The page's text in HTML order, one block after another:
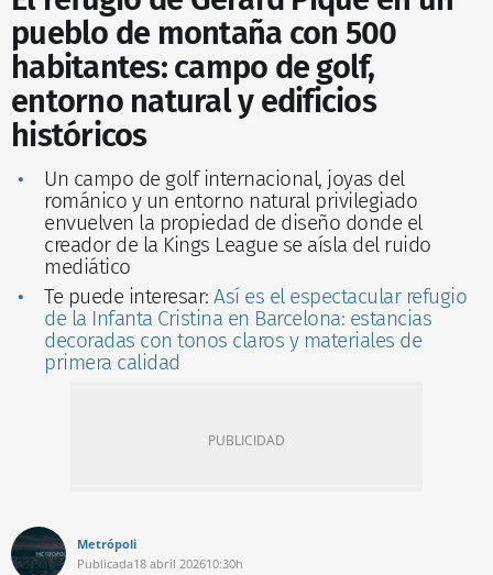
pueblo de montaña con 500
habitantes: campo de golf,
entorno natural y edificios
históricos
Un campo de golf internacional, joyas del
románico y un entorno natural privilegiado
envuelven la propiedad de diseño donde el
creador de la Kings League se aísla del ruido
mediático
Te puede interesar: Así es el espectacular refugio
de la Infanta Cristina en Barcelona: estancias
decoradas con tonos claros y materiales de
primera calidad
Metrópoli
Publicada18 abril 202610:30h